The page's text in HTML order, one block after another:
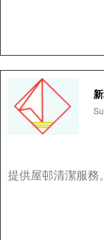
提供屋邨清潔服務。